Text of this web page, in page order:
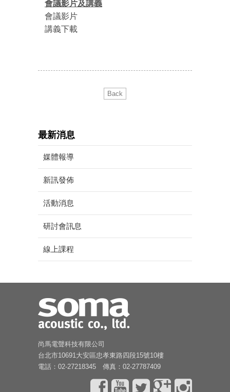
會議影片及講義
會議影片
講義下載
Back
最新消息
媒體報導
新訊發佈
活動消息
研討會訊息
線上課程
尚馬電聲科技有限公司
台北市10691大安區忠孝東路四段15號10樓
電話：02-27218345 傳真：02-27787409